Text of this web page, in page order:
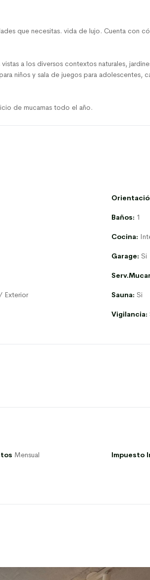
que necesitas. vida de lujo. Cuenta con
a los diversos contextos naturales,
niños y sala de juegos para adolescentes,
de mucamas todo el año.
Baños: 1
Cocina:
Garage: Si
Exterior Sauna: Si
Vigilancia:
Mensual Impuesto